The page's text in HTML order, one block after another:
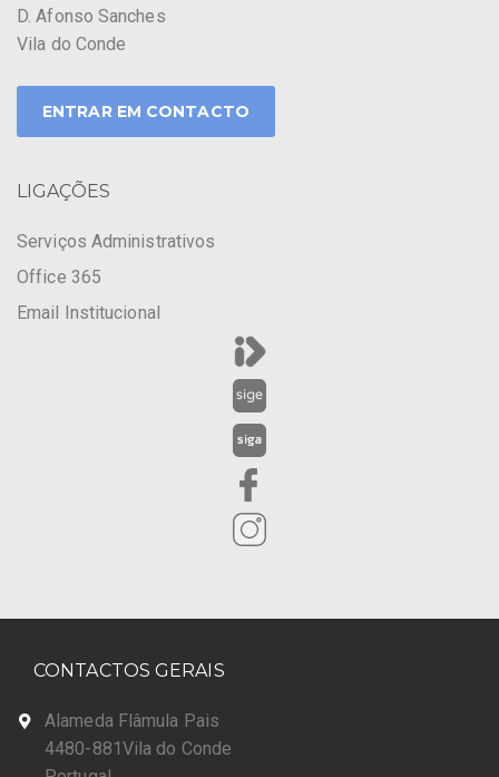
D. Afonso Sanches
Vila do Conde
ENTRAR EM CONTACTO
LIGAÇÕES
Serviços Administrativos
Office 365
Email Institucional
CONTACTOS GERAIS
Alameda Flâmula Pais
4480-881Vila do Conde